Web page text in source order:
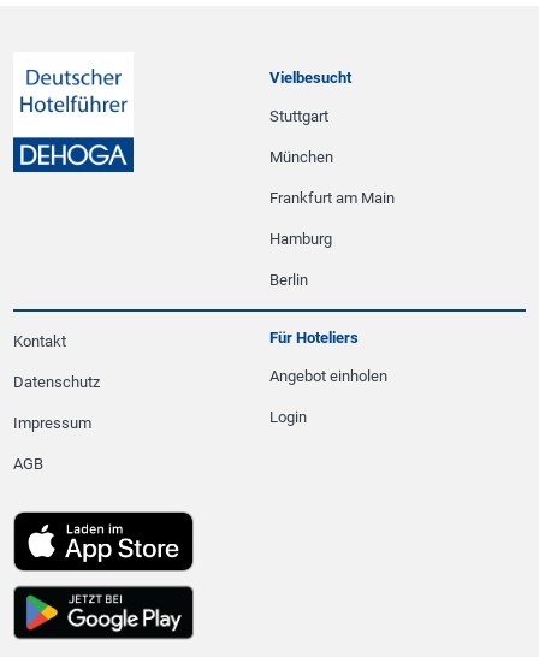
Vielbesucht
Stuttgart
München
Frankfurt am Main
Hamburg
Berlin
Kontakt
Datenschutz
Impressum
AGB
Für Hoteliers
Angebot einholen
Login